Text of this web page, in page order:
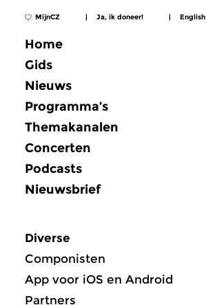
MijnCZ | Ja, ik doneer! | English
Home
Gids
Nieuws
Programma’s
Themakanalen
Concerten
Podcasts
Nieuwsbrief
Diverse
Componisten
App voor iOS en Android
Partners